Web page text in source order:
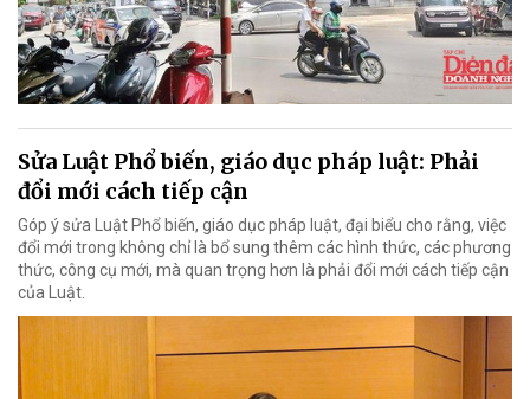
Sửa Luật Phổ biến, giáo dục pháp luật: Phải
đổi mới cách tiếp cận
Góp ý sửa Luật Phổ biến, giáo dục pháp luật, đại biểu cho rằng, việc
đổi mới trong không chỉ là bổ sung thêm các hình thức, các phương
thức, công cụ mới, mà quan trọng hơn là phải đổi mới cách tiếp cận
của Luật.